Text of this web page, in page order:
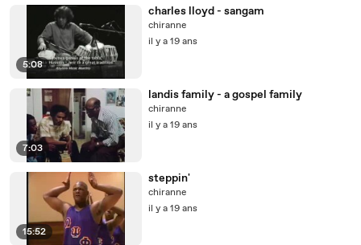
5:08
charles lloyd - sangam
chiranne
il y a 19 ans
7:03
landis family - a gospel family
chiranne
il y a 19 ans
15:52
steppin'
chiranne
il y a 19 ans